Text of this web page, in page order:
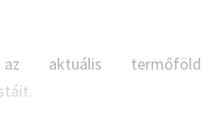
aktuális termőföld